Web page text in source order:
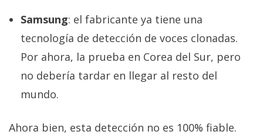
Samsung: el fabricante ya tiene una
tecnología de detección de voces clonadas.
Por ahora, la prueba en Corea del Sur, pero
no debería tardar en llegar al resto del
mundo.
Ahora bien, esta detección no es 100% fiable.